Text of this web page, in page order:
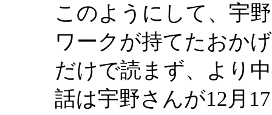
このようにして、宇
ワークが持てたおか
だけで読まず、より
話は宇野さんが12月